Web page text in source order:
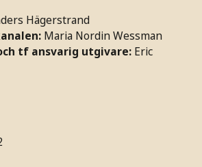
Hägerstrand
Maria Nordin Wessman
tf ansvarig utgivare: Eric